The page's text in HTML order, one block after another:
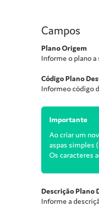
Campos
Plano Origem
Informe o plano
Código Plano
Informeo código
Importante
Ao criar um
aspas simples
Os caracteres
Descrição Plano
Informe a